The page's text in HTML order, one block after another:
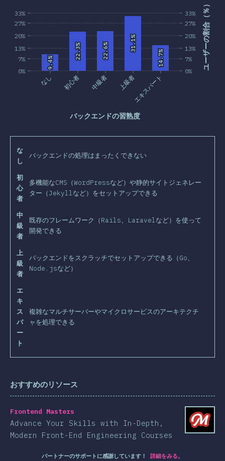
0%
7%
13%
20%
27%
33% ユーザーの割合（％）
なし 初心者 中級者 上級者エキスパート
バックエンドの習熟度
0%
7%
13%
20%
27%
33%
9.4%
9.4%
22.3%
22.3% 22.6%
22.6% 31.1%
31.1%
14.7%
14.7%
な
し
バックエンドの処理はまったくできない
初
心
者
多機能なCMS（WordPressなど）や静的サイトジェネレー
ター（Jekyllなど）をセットアップできる
中
級
者
既存のフレームワーク（Rails、Laravelなど）を使って
開発できる
上
級
者
バックエンドをスクラッチでセットアップできる（Go、
Node.jsなど）
エ
キ
ス
パ
ー
ト
複雑なマルチサーバーやマイクロサービスのアーキテクチ
ャを処理できる
おすすめのリソース
Frontend Masters
Advance Your Skills with In-Depth,
Modern Front-End Engineering Courses
パートナーのサポートに感謝しています！ 詳細をみる。